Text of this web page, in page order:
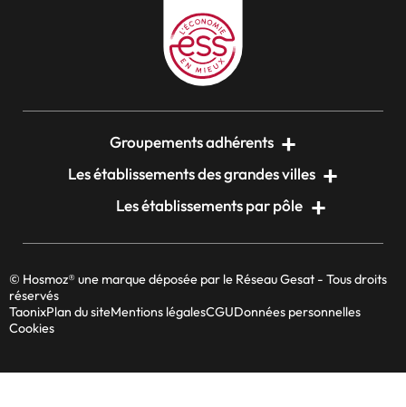
Groupements adhérents
Les établissements des grandes villes
Les établissements par pôle
© Hosmoz® une marque déposée par le Réseau Gesat - Tous droits
réservés
TaonixPlan du siteMentions légalesCGUDonnées personnelles
Cookies